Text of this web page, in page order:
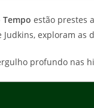
Tempo estão prestes
exploram
profundo nas